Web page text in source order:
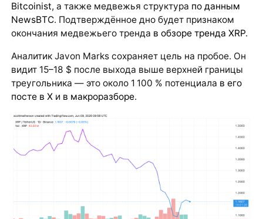
Bitcoinist, а также медвежья структура по данным
NewsBTC. Подтверждённое дно будет признаком
окончания медвежьего тренда в обзоре тренда XRP.
Аналитик Javon Marks сохраняет цель на пробое. Он
видит 15–18 $ после выхода выше верхней границы
треугольника — это около 1 100 % потенциала в его
посте в Xи в макроразборе.